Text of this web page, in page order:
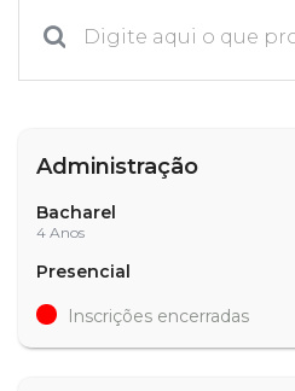
Calendário
Administração
Bacharel
4 Anos
Presencial
Inscrições encerradas